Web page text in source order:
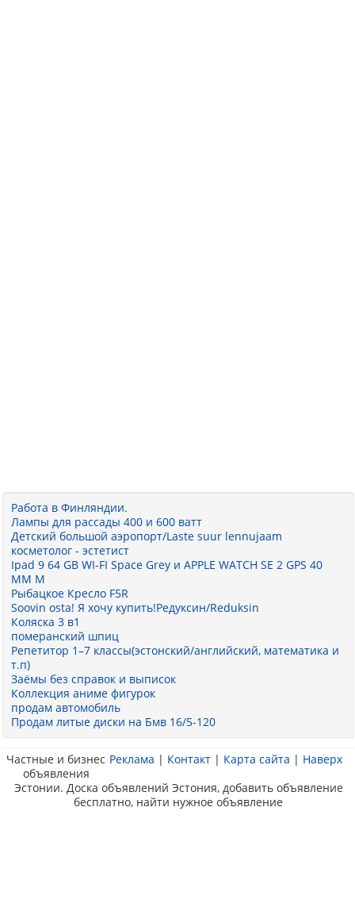
Работа в Финляндии.
Лампы для рассады 400 и 600 ватт
Детский большой аэропорт/Laste suur lennujaam
косметолог - эстетист
Ipad 9 64 GB WI-FI Space Grey и АPPLE WATCH SE 2 GPS 40
MM M
Рыбацкое Кресло F5R
Soovin osta! Я хочу купить!Редуксин/Reduksin
Коляска 3 в1
померанский шпиц
Репетитор 1–7 классы(эстонский/английский, математика и
т.п)
Заёмы без справок и выписок
Коллекция аниме фигурок
продам автомобиль
Продам литые диски на Бмв 16/5-120
Реклама | Контакт | Карта сайта | Наверх
Частные и бизнес
объявления
Эстонии. Доска объявлений Эстония, добавить объявление
бесплатно, найти нужное объявление